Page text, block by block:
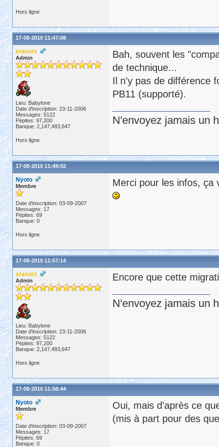
Hors ligne
17-08-2010 11:47:08
erasorz
Admin
Lieu: Babylone
Date d'inscription: 23-11-2006
Messages: 5122
Pépites: 97,200
Banque: 2,147,483,647
Bah, souvent les
de technique...
Il n'y pas de différence
PB11 (supporté).
N'envoyez jamais un
Hors ligne
17-08-2010 11:49:02
Nyoto
Membre
Date d'inscription: 03-09-2007
Messages: 17
Pépites: 69
Banque: 0
Merci pour les infos, ça
Hors ligne
17-08-2010 11:57:14
erasorz
Admin
Lieu: Babylone
Date d'inscription: 23-11-2006
Messages: 5122
Pépites: 97,200
Banque: 2,147,483,647
Encore que cette
N'envoyez jamais un
Hors ligne
17-08-2010 11:58:44
Nyoto
Membre
Date d'inscription: 03-09-2007
Messages: 17
Pépites: 69
Banque: 0
Oui, mais d'après ce
(mis à part pour des